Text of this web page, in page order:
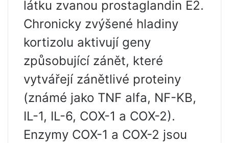
látku zvanou prostaglandin E2.
Chronicky zvýšené hladiny
kortizolu aktivují geny
způsobující zánět, které
vytvářejí zánětlivé proteiny
(známé jako TNF alfa, NF-KB,
IL-1, IL-6, COX-1 a COX-2).
Enzymy COX-1 a COX-2 jsou